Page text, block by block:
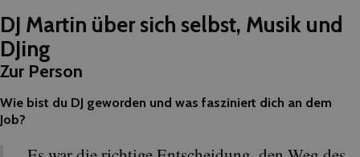
DJ Martin über sich selbst, Musik und
DJing
Zur Person
Wie bist du DJ geworden und was fasziniert dich an dem
Job?